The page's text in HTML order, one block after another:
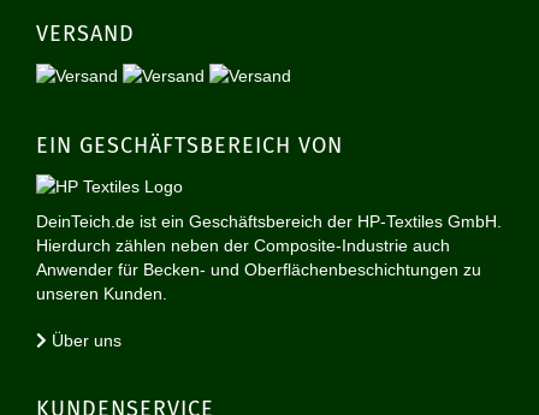
VERSAND
EIN GESCHÄFTSBEREICH VON
DeinTeich.de ist ein Geschäftsbereich der HP-Textiles GmbH.
Hierdurch zählen neben der Composite-Industrie auch
Anwender für Becken- und Oberflächenbeschichtungen zu
unseren Kunden.
Über uns
KUNDENSERVICE